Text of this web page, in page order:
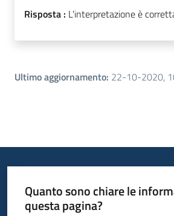
Risposta : L'interpretazione è
Ultimo aggiornamento: 22-10-2020,
Quanto sono chiare le
questa pagina?